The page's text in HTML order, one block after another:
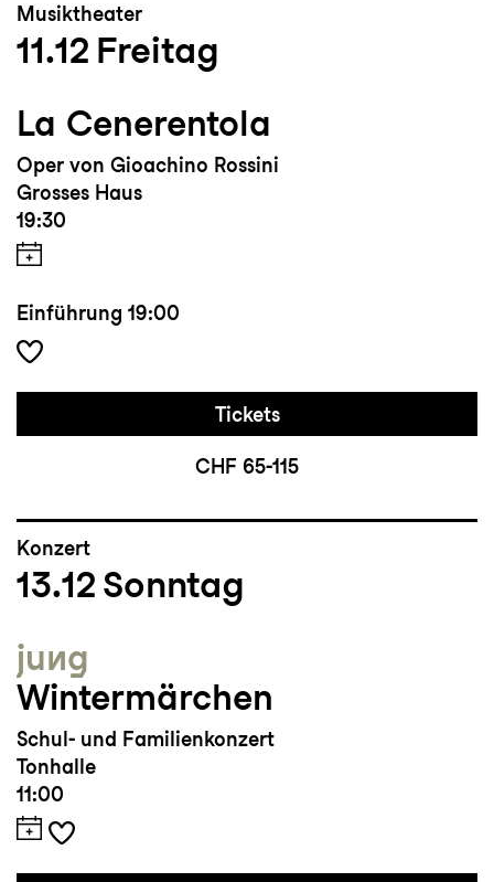
Musiktheater
11.12 Freitag
La Cenerentola
Oper von Gioachino Rossini
Grosses Haus
19:30
Einführung 19:00
Tickets
CHF 65-115
Konzert
13.12 Sonntag
jung
Wintermärchen
Schul- und Familienkonzert
Tonhalle
11:00